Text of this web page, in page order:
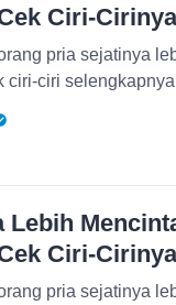
Ciri-
pria sejatinya
ciri-ciri
Lebih
Ciri-
pria sejatinya